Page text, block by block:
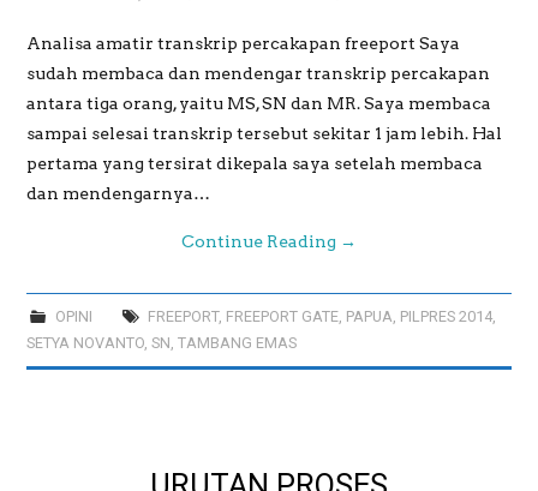
Analisa amatir transkrip percakapan freeport Saya
sudah membaca dan mendengar transkrip percakapan
antara tiga orang, yaitu MS, SN dan MR. Saya membaca
sampai selesai transkrip tersebut sekitar 1 jam lebih. Hal
pertama yang tersirat dikepala saya setelah membaca
dan mendengarnya…
Continue Reading →
OPINI FREEPORT, FREEPORT GATE, PAPUA PILPRES 2014,
SETYA NOVANTO ,SN ,TAMBANG EMAS